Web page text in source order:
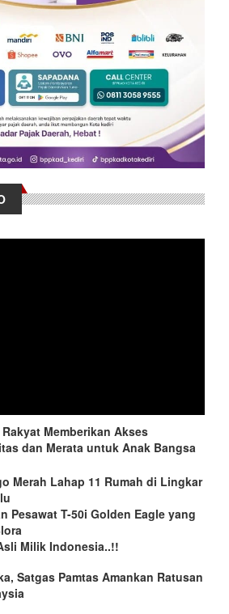
Memberikan Akses
dan Merata untuk Anak Bangsa
Merah Lahap 11 Rumah di Lingkar
Pesawat T-50i Golden Eagle yang
Milik Indonesia..!!
Satgas Pamtas Amankan Ratusan